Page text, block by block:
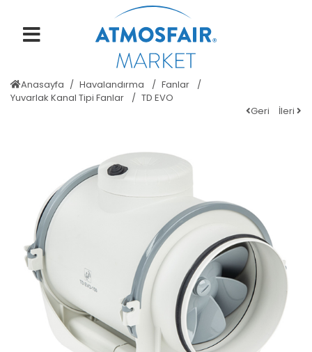
Anasayfa Havalandırma
Fanlar
Yuvarlak Kanal Tipi Fanlar
TD EVO
Geri
İleri